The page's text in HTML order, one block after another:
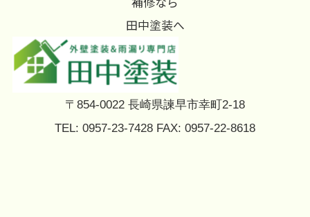
田中塗装へ
〒854-0022 長崎県諫早市幸町2-18
TEL: 0957-23-7428 FAX: 0957-22-8618